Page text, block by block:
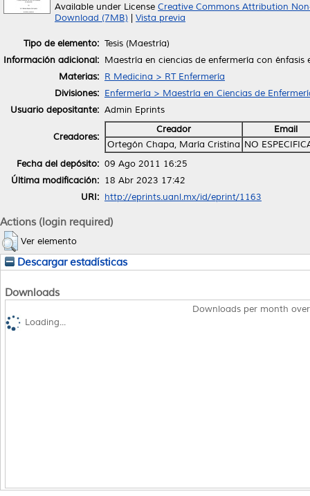
Available under License Creative Commons Attribution
Download (7MB)
Vista previa
Tipo de elemento: Tesis (Maestría)
Información adicional: Maestría en ciencias de enfermería con énfasis
Materias: R Medicina > RT Enfermería
Divisiones: Enfermería > Maestría en Ciencias de
Usuario depositante: Admin Eprints
Creadores:
Creador
Email
Ortegón Chapa, María Cristina NO
Fecha del depósito: 09 Ago 2011 16:25
Última modificación: 18 Abr 2023 17:42
URI: http://eprints.uanl.mx/id/eprint/1163
Actions (login required)
Ver elemento
Descargar estadísticas
Downloads
Downloads per month
Loading...